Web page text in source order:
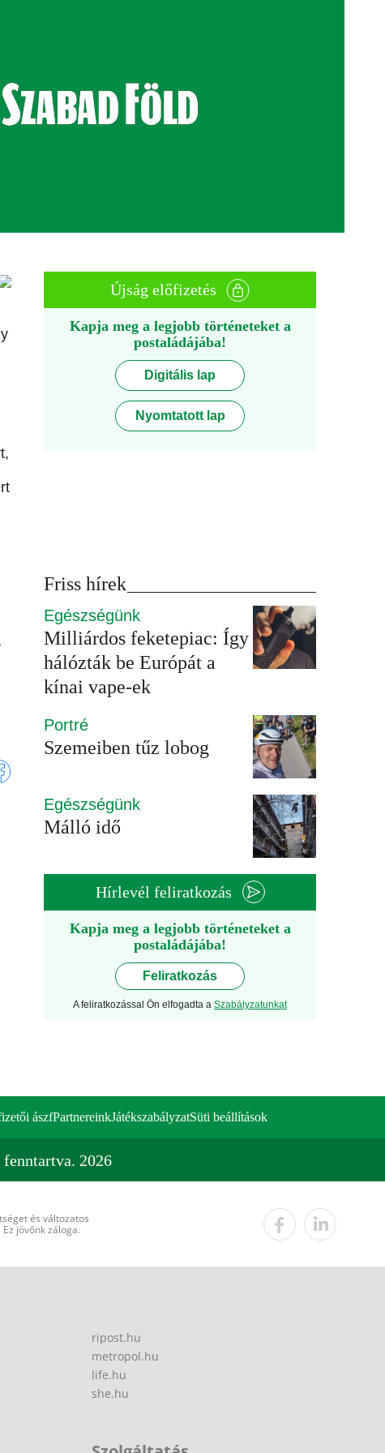
Újság előfizetés
Kapja meg a legjobb történeteket a
postaládájába!
Digitális lap
Nyomtatott lap
Friss hírek
Egészségünk
Milliárdos feketepiac: Így
hálózták be Európát a
kínai vape-ek
Portré
Szemeiben tűz lobog
Egészségünk
Málló idő
Hírlevél feliratkozás
Kapja meg a legjobb történeteket a
postaládájába!
Feliratkozás
A feliratkozással Ön elfogadta a Szabályzatunkat
ászfPartnereinkJátékszabályzatSüti beállítások
2026
és változatos
jövőnk záloga.
ripost.hu
metropol.hu
life.hu
she.hu